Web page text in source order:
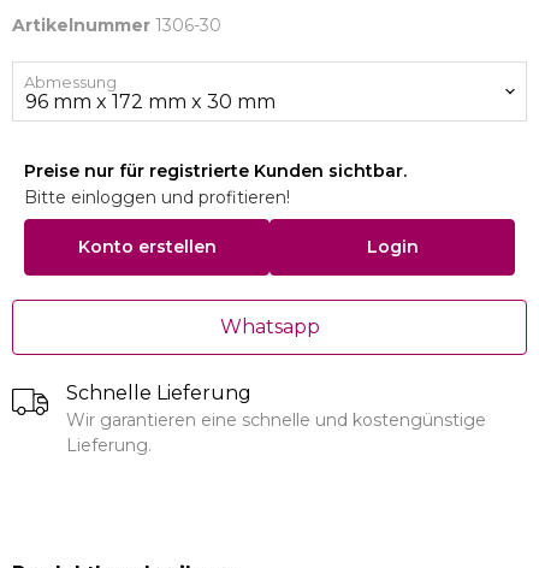
Artikelnummer 1306-30
Abmessung
Preise nur für registrierte Kunden sichtbar.
Bitte einloggen und profitieren!
Konto erstellen Login
Whatsapp
Schnelle Lieferung
Wir garantieren eine schnelle und kostengünstige
Lieferung.